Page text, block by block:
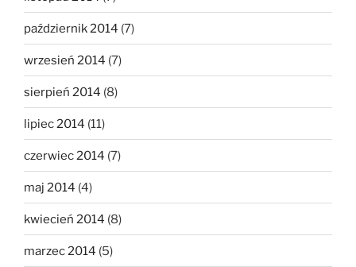
październik 2014 (7)
wrzesień 2014 (7)
sierpień 2014 (8)
lipiec 2014 (11)
czerwiec 2014 (7)
maj 2014 (4)
kwiecień 2014 (8)
marzec 2014 (5)